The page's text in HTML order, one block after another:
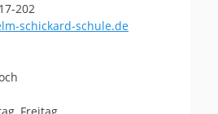
202
schickard-schule.de